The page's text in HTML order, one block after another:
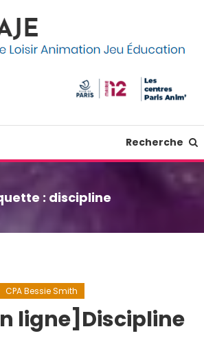
Recherche
: discipline
CPA Bessie Smith
ligne]Discipline